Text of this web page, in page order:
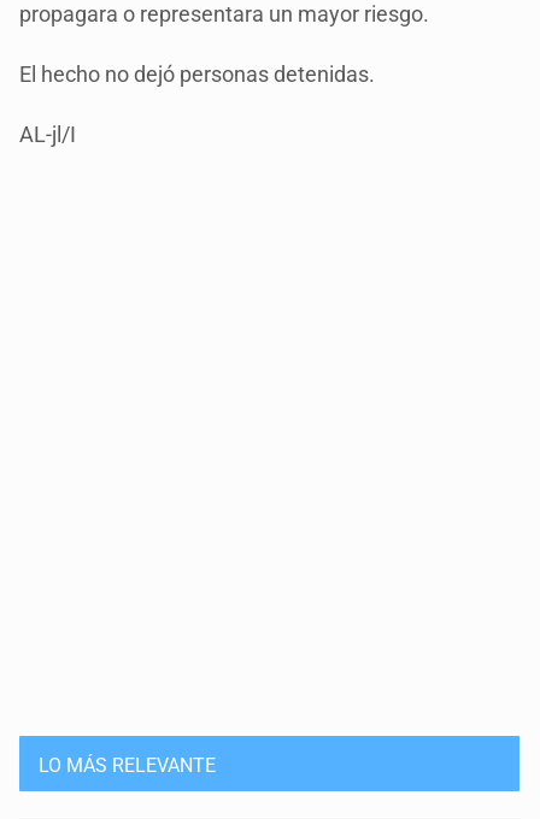
propagara o representara un mayor riesgo.
El hecho no dejó personas detenidas.
AL-jl/I
LO MÁS RELEVANTE